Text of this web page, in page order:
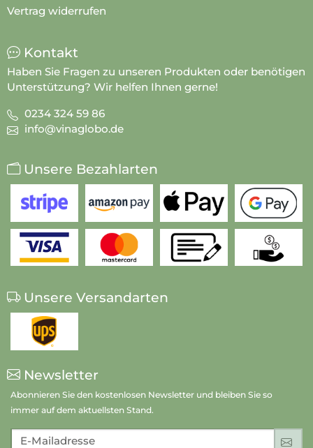
Vertrag widerrufen
Kontakt
Haben Sie Fragen zu unseren Produkten oder benötigen
Unterstützung? Wir helfen Ihnen gerne!
0234 324 59 86
info@vinaglobo.de
Unsere Bezahlarten
Unsere Versandarten
Newsletter
Abonnieren Sie den kostenlosen Newsletter und bleiben Sie so
immer auf dem aktuellsten Stand.
E-Mailadresse